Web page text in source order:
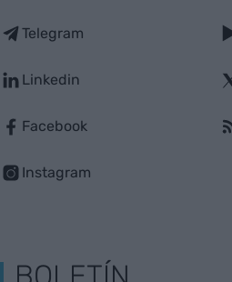
Telegram
Linkedin
Facebook
Instagram